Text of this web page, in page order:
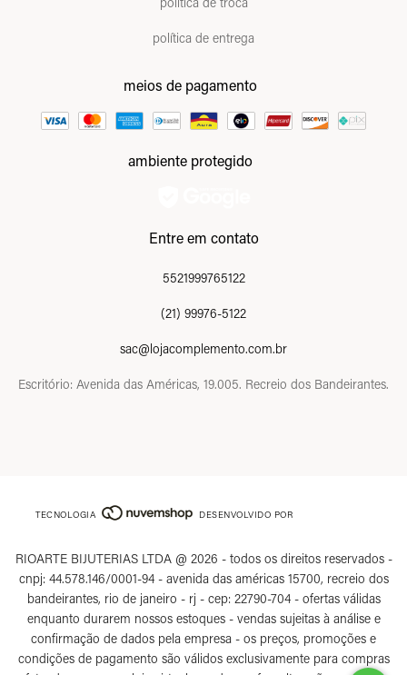
política de entrega
meios de pagamento
ambiente protegido
Entre em contato
5521999765122
(21) 99976-5122
sac@lojacomplemento.com.br
Escritório: Avenida das Américas, 19.005. Recreio dos Bandeirantes.
TECNOLOGIA DESENVOLVIDO POR
RIOARTE BIJUTERIAS LTDA @ 2026 - todos os direitos reservados -
cnpj: 44.578.146/0001-94 - avenida das américas 15700, recreio dos
bandeirantes, rio de janeiro - rj - cep: 22790-704 - ofertas válidas
enquanto durarem nossos estoques - vendas sujeitas à análise e
confirmação de dados pela empresa - os preços, promoções e
condições de pagamento são válidos exclusivamente para compras